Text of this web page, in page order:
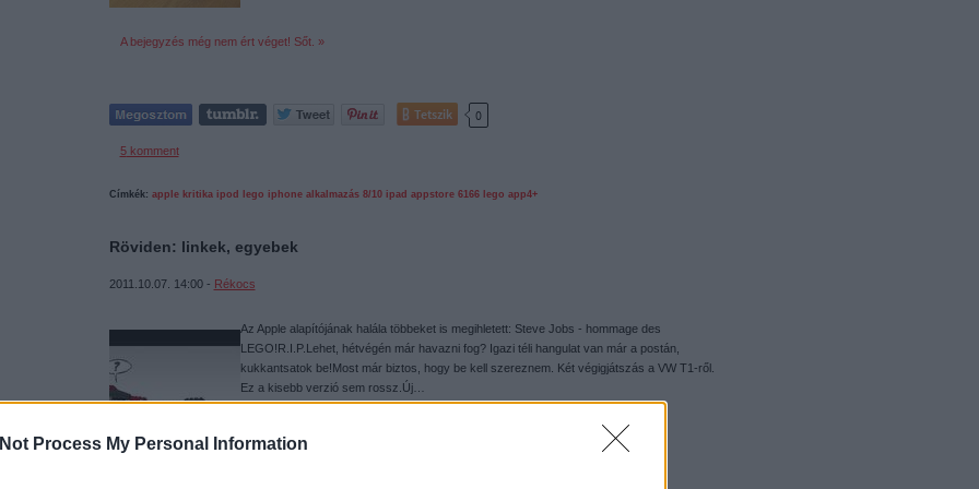
Process My Personal Information
A bejegyzés még nem ért véget! Sőt. »
Tetszik 0
5komment
Címkék: apple kritika ipod lego iphone alkalmazás 8/10 ipad appstore 6166 lego app4+
Röviden: linkek, egyebek
2011.10.07. 14:00 - Rékocs
Az Apple alapítójának halála többeket is megihletett: Steve Jobs - hommage des
LEGO!R.I.P.Lehet, hétvégén már havazni fog? Igazi téli hangulat van már a postán,
kukkantsatok be!Most már biztos, hogy be kell szereznem. Két végigjátszás a VW T1-ről.
Ez a kisebb verzió sem rossz.Új…